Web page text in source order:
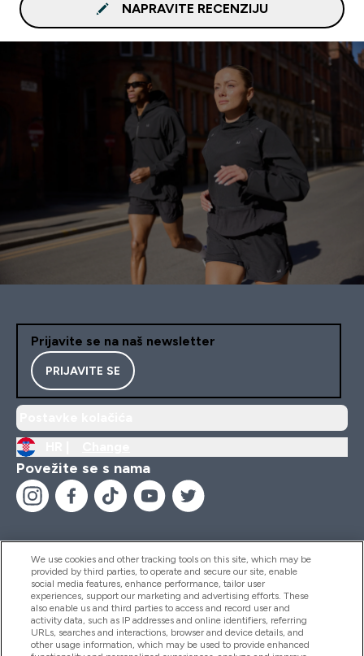
NAPRAVITE RECENZIJU
Prijavite se na naš newsletter
PRIJAVITE SE
Povežite se s nama
Pomoć I Informacije
Proizvodi
We use cookies and other tracking tools on this site, which may be
provided by third parties, to operate and secure our site, enable
social media features, enhance performance, tailor user
experiences, support our marketing and advertising efforts. These
also enable us and third parties to access and record user and
activity data, such as IP addresses and online identifiers, referring
URLs, searches and interactions, browser and device details, and
other usage information, which may be used to provide enhanced